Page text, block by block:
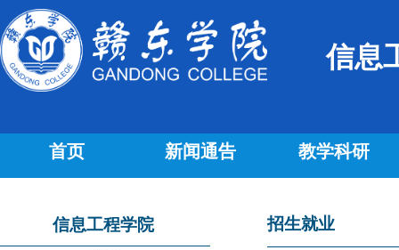
信息
首页 新闻通告 教学科研
信息工程学院 招生就业